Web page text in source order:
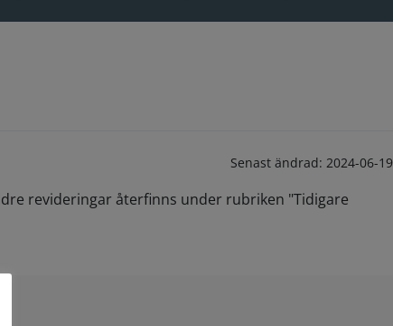
Senast ändrad: 2024-06-19
revideringar återfinns under rubriken "Tidigare